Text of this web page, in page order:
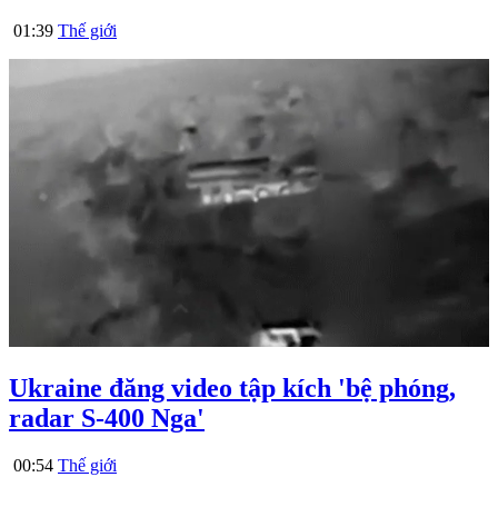
01:39 Thế giới
Ukraine đăng video tập kích 'bệ phóng,
radar S-400 Nga'
00:54 Thế giới